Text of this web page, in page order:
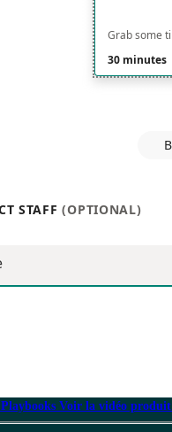
Playbooks Voir la vidéo produit